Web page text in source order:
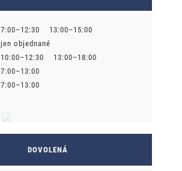
7:00–12:30 13:00–15:00
jen objednané
10:00–12:30 13:00–18:00
7:00–13:00
7:00–13:00
DOVOLENÁ